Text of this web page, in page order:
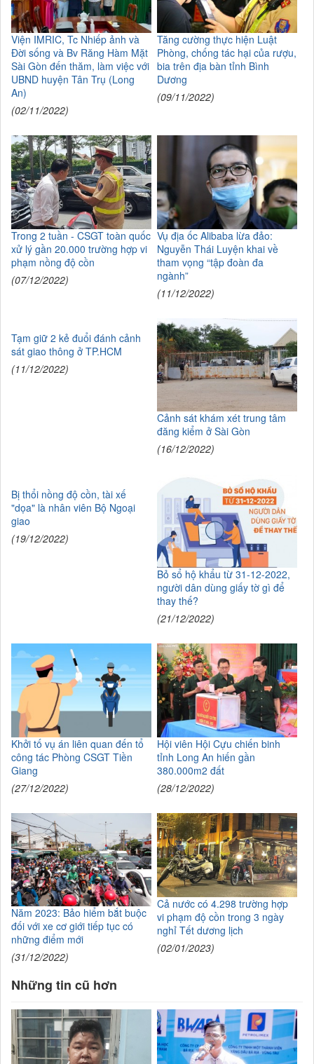
Viện IMRIC, Tc Nhiếp ảnh và
Đời sống và Bv Răng Hàm Mặt
Sài Gòn đến thăm, làm việc với
UBND huyện Tân Trụ (Long
An)
(02/11/2022)
Tăng cường thực hiện Luật
Phòng, chống tác hại của rượu,
bia trên địa bàn tỉnh Bình
Dương
(09/11/2022)
Trong 2 tuần - CSGT toàn quốc
xử lý gần 20.000 trường hợp vi
phạm nồng độ cồn
(07/12/2022)
Vụ địa ốc Alibaba lừa đảo:
Nguyễn Thái Luyện khai về
tham vọng “tập đoàn đa
ngành”
(11/12/2022)
Tạm giữ 2 kẻ đuổi đánh cảnh
sát giao thông ở TP.HCM
(11/12/2022)
Cảnh sát khám xét trung tâm
đăng kiểm ở Sài Gòn
(16/12/2022)
Bị thổi nồng độ cồn, tài xế
"dọa" là nhân viên Bộ Ngoại
giao
(19/12/2022)
Bỏ sổ hộ khẩu từ 31-12-2022,
người dân dùng giấy tờ gì để
thay thế?
(21/12/2022)
Khởi tố vụ án liên quan đến tổ
công tác Phòng CSGT Tiền
Giang
(27/12/2022)
Hội viên Hội Cựu chiến binh
tỉnh Long An hiến gần
380.000m2 đất
(28/12/2022)
Năm 2023: Bảo hiểm bắt buộc
đối với xe cơ giới tiếp tục có
những điểm mới
(31/12/2022)
Cả nước có 4.298 trường hợp
vi phạm độ cồn trong 3 ngày
nghỉ Tết dương lịch
(02/01/2023)
Những tin cũ hơn